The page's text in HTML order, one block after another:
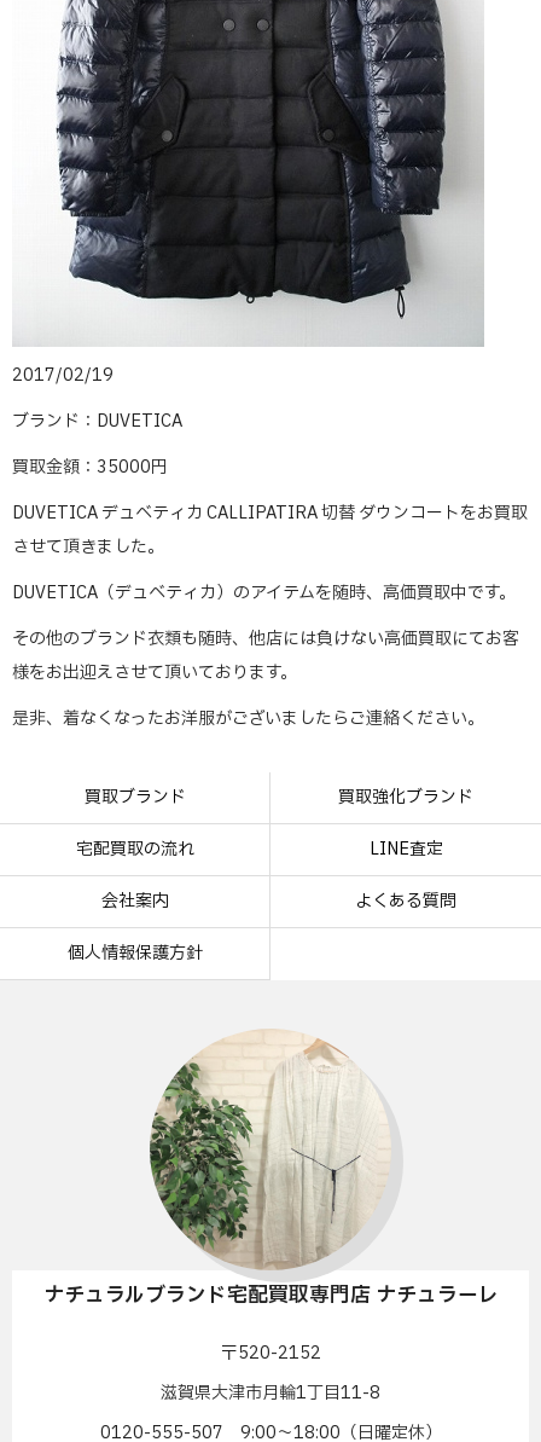
2017/02/19
ブランド：DUVETICA
買取金額：35000円
DUVETICA デュベティカ CALLIPATIRA 切替 ダウンコートをお買取
させて頂きました。
DUVETICA（デュベティカ）のアイテムを随時、高価買取中です。
その他のブランド衣類も随時、他店には負けない高価買取にてお客
様をお出迎えさせて頂いております。
是非、着なくなったお洋服がございましたらご連絡ください。
買取ブランド 買取強化ブランド
宅配買取の流れ LINE査定
会社案内 よくある質問
個人情報保護方針
ナチュラルブランド宅配買取専門店 ナチュラーレ
〒520-2152
滋賀県大津市月輪1丁目11-8
0120-555-507 9:00〜18:00（日曜定休）